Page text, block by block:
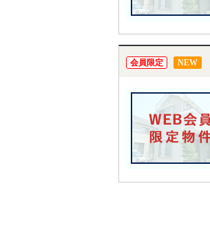
会員限定 NEW